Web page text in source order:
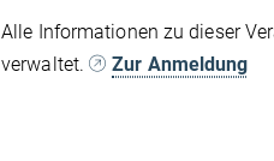
Alle Informationen zu dieser
verwaltet.
Zur Anmeldung